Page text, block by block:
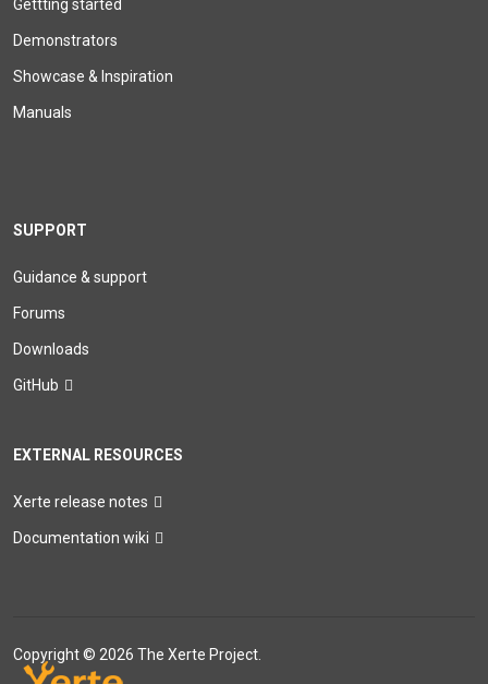
Gettting started
Demonstrators
Showcase & Inspiration
Manuals
SUPPORT
Guidance & support
Forums
Downloads
GitHub
EXTERNAL RESOURCES
Xerte release notes
Documentation wiki
Copyright © 2026 The Xerte Project.